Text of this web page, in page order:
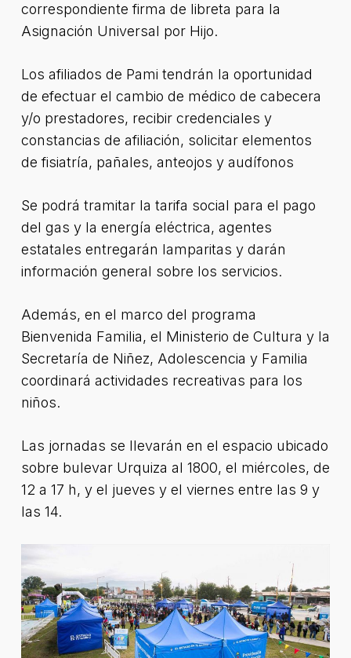
correspondiente firma de libreta para la
Asignación Universal por Hijo.
Los afiliados de Pami tendrán la oportunidad
de efectuar el cambio de médico de cabecera
y/o prestadores, recibir credenciales y
constancias de afiliación, solicitar elementos
de fisiatría, pañales, anteojos y audífonos
Se podrá tramitar la tarifa social para el pago
del gas y la energía eléctrica, agentes
estatales entregarán lamparitas y darán
información general sobre los servicios.
Además, en el marco del programa
Bienvenida Familia, el Ministerio de Cultura y la
Secretaría de Niñez, Adolescencia y Familia
coordinará actividades recreativas para los
niños.
Las jornadas se llevarán en el espacio ubicado
sobre bulevar Urquiza al 1800, el miércoles, de
12 a 17 h, y el jueves y el viernes entre las 9 y
las 14.